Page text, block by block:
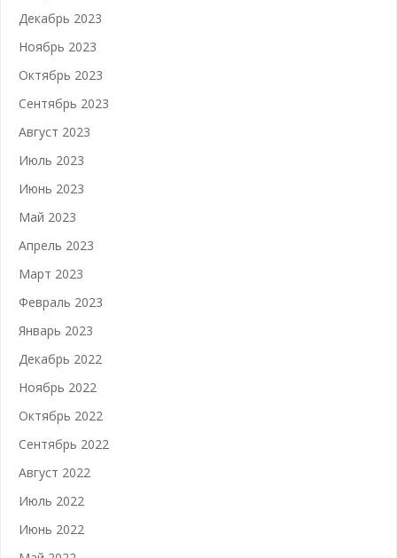
Декабрь 2023
Ноябрь 2023
Октябрь 2023
Сентябрь 2023
Август 2023
Июль 2023
Июнь 2023
Май 2023
Апрель 2023
Март 2023
Февраль 2023
Январь 2023
Декабрь 2022
Ноябрь 2022
Октябрь 2022
Сентябрь 2022
Август 2022
Июль 2022
Июнь 2022